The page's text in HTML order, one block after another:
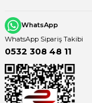
WhatsApp
WhatsApp Sipariş Takibi
0532 308 48 11